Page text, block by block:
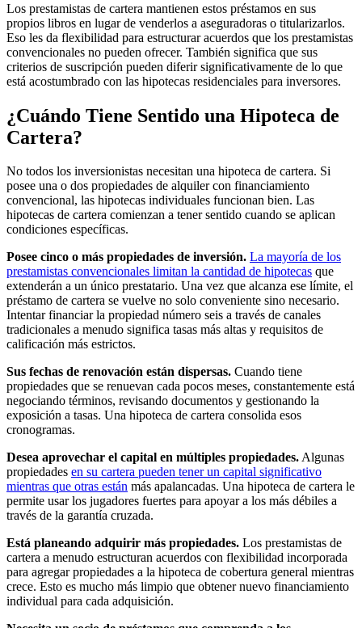
Los prestamistas de cartera mantienen estos préstamos en sus
propios libros en lugar de venderlos a aseguradoras o titularizarlos.
Eso les da flexibilidad para estructurar acuerdos que los prestamistas
convencionales no pueden ofrecer. También significa que sus
criterios de suscripción pueden diferir significativamente de lo que
está acostumbrado con las hipotecas residenciales para inversores.
¿Cuándo Tiene Sentido una Hipoteca de
Cartera?
No todos los inversionistas necesitan una hipoteca de cartera. Si
posee una o dos propiedades de alquiler con financiamiento
convencional, las hipotecas individuales funcionan bien. Las
hipotecas de cartera comienzan a tener sentido cuando se aplican
condiciones específicas.
Posee cinco o más propiedades de inversión. La mayoría de los
prestamistas convencionales limitan la cantidad de hipotecas que
extenderán a un único prestatario. Una vez que alcanza ese límite, el
préstamo de cartera se vuelve no solo conveniente sino necesario.
Intentar financiar la propiedad número seis a través de canales
tradicionales a menudo significa tasas más altas y requisitos de
calificación más estrictos.
Sus fechas de renovación están dispersas. Cuando tiene
propiedades que se renuevan cada pocos meses, constantemente está
negociando términos, revisando documentos y gestionando la
exposición a tasas. Una hipoteca de cartera consolida esos
cronogramas.
Desea aprovechar el capital en múltiples propiedades.Algunas
propiedades en su cartera pueden tener un capital significativo
mientras que otras están más apalancadas. Una hipoteca de cartera le
permite usar los jugadores fuertes para apoyar a los más débiles a
través de la garantía cruzada.
Está planeando adquirir más propiedades. Los prestamistas de
cartera a menudo estructuran acuerdos con flexibilidad incorporada
para agregar propiedades a la hipoteca de cobertura general mientras
crece. Esto es mucho más limpio que obtener nuevo financiamiento
individual para cada adquisición.